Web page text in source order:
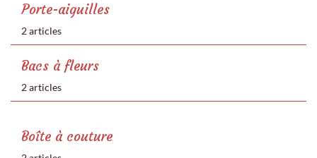
Porte-aiguilles
2 articles
Bacs à fleurs
2 articles
Boîte à couture